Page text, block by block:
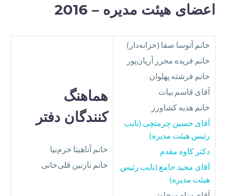
اعضای هیئت مدیره – 2016
خانم آتوسا صفا (خزانه‌دار)
خانم فریده محرر آریان‌پور
خانم فرشته پهلوان
آقای قاسم بیات
خانم هدیه کشاورز
آقای حسین چرمتچی (نایب
رئیس هیئت مدیره)
دکتر کاوه مقدم
آقای مجید جامع (نایب رئیس
هیئت مدیره)
هماهنگ‌
کنندگان دفتر
خانم آناهیتا خرم‌نیا
خانم نازنین قلی‌خانی